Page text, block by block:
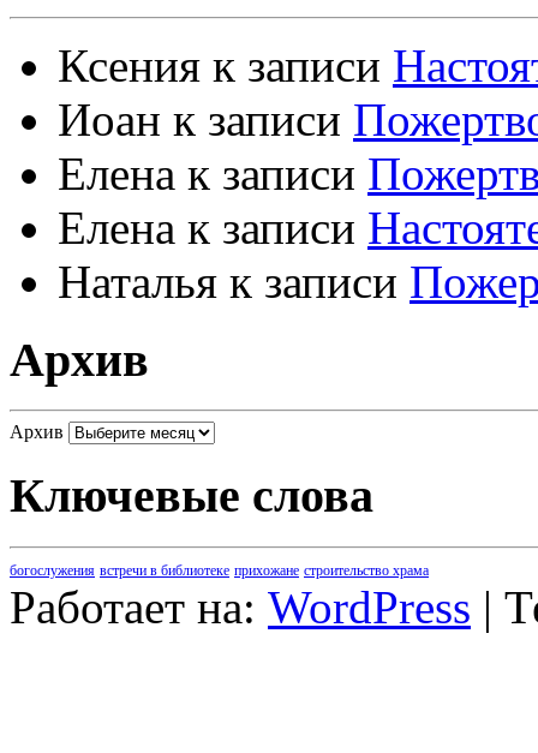
Ксения к записи
Иоан к записи
Елена к записи
Елена к записи
Наталья к записи
Архив
Архив
Ключевые слова
богослужения встречи в библиотеке прихожане строительство храма
Работает на: WordPress |